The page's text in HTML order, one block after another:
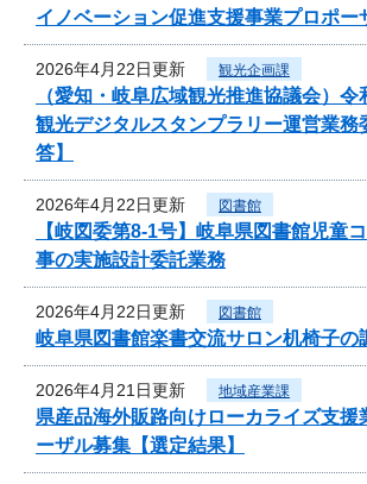
イノベーション促進支援事業プロポー
2026年4月22日更新 観光企画課
（愛知・岐阜広域観光推進協議会）
観光デジタルスタンプラリー運営業務
答】
2026年4月22日更新 図書館
【岐図委第8-1号】岐阜県図書館児童
事の実施設計委託業務
2026年4月22日更新 図書館
岐阜県図書館楽書交流サロン机椅子の
2026年4月21日更新 地域産業課
県産品海外販路向けローカライズ支援
ーザル募集【選定結果】